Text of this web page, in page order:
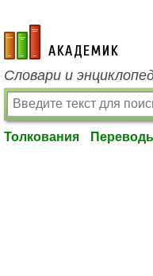
academic.ru
Словари и
Толкования